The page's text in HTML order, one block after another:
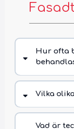
Hur ofta
Vilka
Vad är